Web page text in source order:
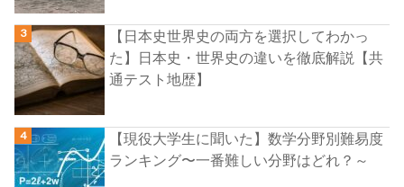
【日本史世界史の両方を選択してわかっ
た】日本史・世界史の違いを徹底解説【共
通テスト地歴】
【現役大学生に聞いた】数学分野別難易度
ランキング〜一番難しい分野はどれ？～